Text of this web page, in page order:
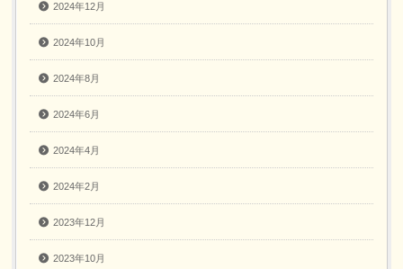
2024年12月
2024年10月
2024年8月
2024年6月
2024年4月
2024年2月
2023年12月
2023年10月